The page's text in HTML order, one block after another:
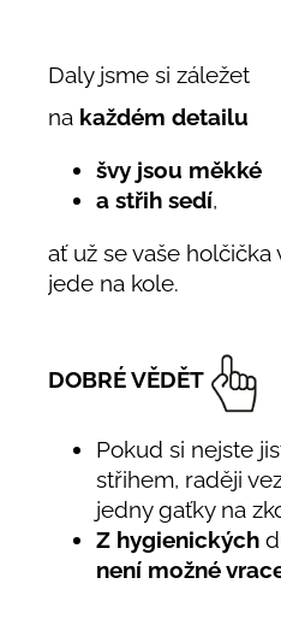
Daly jsme si záležet
na každém detailu
švy jsou měkké
a střih sedí,
ať už se vaše holčička
jede na kole.
DOBRÉ VĚDĚT
Pokud si nejste
střihem, raději
jedny gaťky na
Z hygienických
není možné